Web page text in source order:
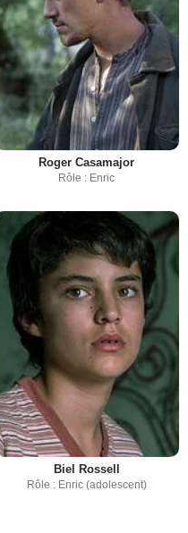
Roger Casamajor
Rôle : Enric
Biel Rossell
Rôle : Enric (adolescent)